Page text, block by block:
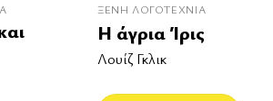
ΞΈΝΗ ΛΟΓΟΤΕΧΝΊΑ
Η άγρια Ίρις
Λουίζ Γκλικ